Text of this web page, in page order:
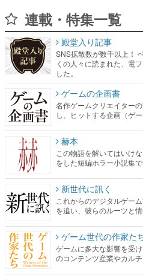
連載・特集一覧
殿堂入り記事
SNS拡散数が数千以上！
くの人々に読まれた、電
した。
ゲームの企画書
名作ゲームクリエイター
し、ヒットする企画（ゲ
赫本
この物語を解いてはいけ
をした短編ホラー小説集で
新世代に訊く
これからのデジタルゲー
を追い、彼らのルーツと
ゲーム世代の作家た
ゲームに多大な影響を受
のコンテンツ産業やカル